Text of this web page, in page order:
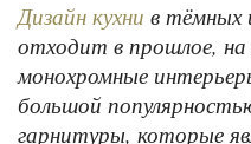
Дизайн кухни в тёмных
отходит в прошлое, на
монохромные
большой
гарнитуры, которые